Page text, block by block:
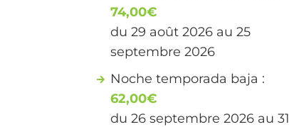
74,00€
du 29 août 2026 au 25
septembre 2026
Noche temporada baja :
62,00€
du 26 septembre 2026 au 31